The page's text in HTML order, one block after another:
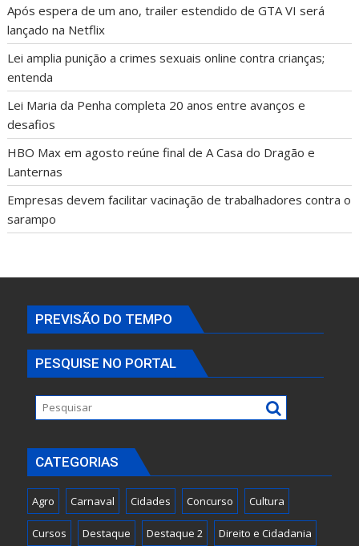
Após espera de um ano, trailer estendido de GTA VI será
lançado na Netflix
Lei amplia punição a crimes sexuais online contra crianças;
entenda
Lei Maria da Penha completa 20 anos entre avanços e
desafios
HBO Max em agosto reúne final de A Casa do Dragão e
Lanternas
Empresas devem facilitar vacinação de trabalhadores contra o
sarampo
PREVISÃO DO TEMPO
PESQUISE NO PORTAL
CATEGORIAS
Agro Carnaval Cidades Concurso Cultura
Cursos Destaque Destaque 2 Direito e Cidadania